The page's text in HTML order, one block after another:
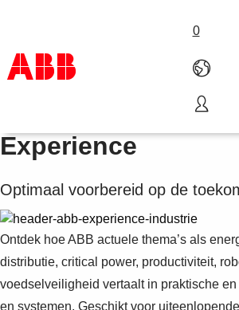
0
Products & Solutions
Industries
About us
Industrie | Industry
Experience
Optimaal voorbereid op de
Ontdek hoe ABB actuele thema’s als
distributie, critical power, productiviteit,
voedselveiligheid vertaalt in praktische
en systemen. Geschikt voor